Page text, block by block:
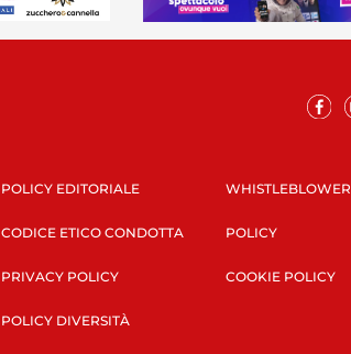
POLICY EDITORIALE
CODICE ETICO CONDOTTA
PRIVACY POLICY
POLICY DIVERSITÀ
WHISTLEBLOWER
POLICY
COOKIE POLICY